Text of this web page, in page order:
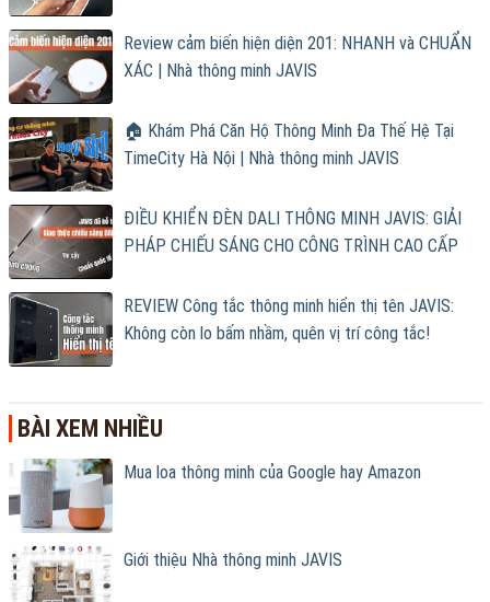
Review cảm biến hiện diện 201: NHANH và CHUẨN
XÁC | Nhà thông minh JAVIS
🏠 Khám Phá Căn Hộ Thông Minh Đa Thế Hệ Tại
TimeCity Hà Nội | Nhà thông minh JAVIS
ĐIỀU KHIỂN ĐÈN DALI THÔNG MINH JAVIS: GIẢI
PHÁP CHIẾU SÁNG CHO CÔNG TRÌNH CAO CẤP
REVIEW Công tắc thông minh hiển thị tên JAVIS:
Không còn lo bấm nhầm, quên vị trí công tắc!
BÀI XEM NHIỀU
Mua loa thông minh của Google hay Amazon
Giới thiệu Nhà thông minh JAVIS